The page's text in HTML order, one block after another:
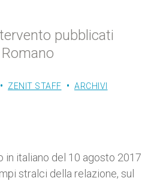
pubblicati
ZENIT STAFF ARCHIVI
in italiano del 10 agosto 2017
stralci della relazione, sul